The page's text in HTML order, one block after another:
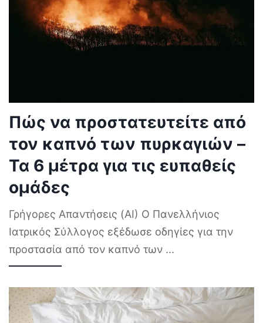
Πώς να προστατευτείτε από
τον καπνό των πυρκαγιών –
Τα 6 μέτρα για τις ευπαθείς
ομάδες
Γρήγορες Απαντήσεις (AI) Ο Πανελλήνιος
Ιατρικός Σύλλογος εξέδωσε οδηγίες για την
προστασία από τον καπνό των ...